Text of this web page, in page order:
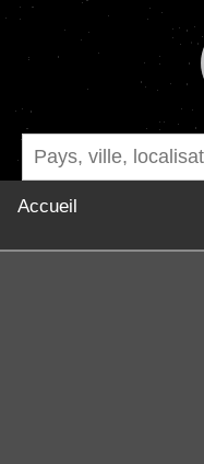
Accueil